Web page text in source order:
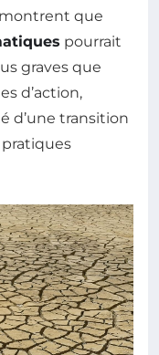
que
pourrait
graves que
d’action,
d’une transition